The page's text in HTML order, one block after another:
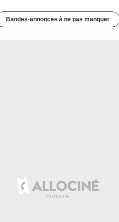
Bandes-annonces à ne pas manquer